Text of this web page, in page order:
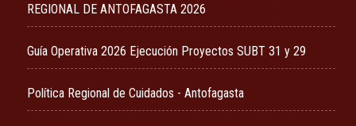
REGIONAL DE ANTOFAGASTA 2026
Guía Operativa 2026 Ejecución Proyectos SUBT 31 y 29
Política Regional de Cuidados - Antofagasta